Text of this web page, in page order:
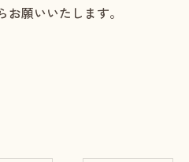
願いいたします。